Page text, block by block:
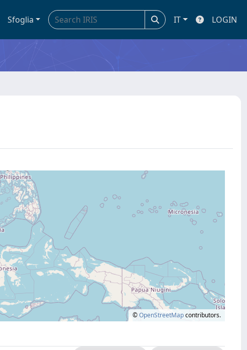
Sfoglia IT LOGIN
©OpenStreetMapcontributors.